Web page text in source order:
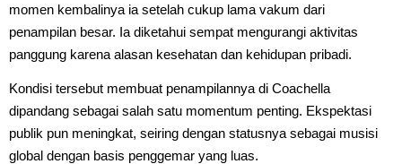
momen kembalinya ia setelah cukup lama vakum dari
penampilan besar. Ia diketahui sempat mengurangi aktivitas
panggung karena alasan kesehatan dan kehidupan pribadi.
Kondisi tersebut membuat penampilannya di Coachella
dipandang sebagai salah satu momentum penting. Ekspektasi
publik pun meningkat, seiring dengan statusnya sebagai musisi
global dengan basis penggemar yang luas.